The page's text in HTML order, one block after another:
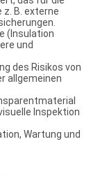
B. externe
(Insulation
und
des Risikos von
allgemeinen
Inspektion
Wartung und